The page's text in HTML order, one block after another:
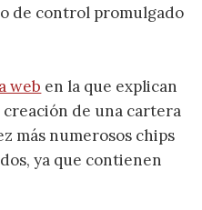
de control promulgado
web en la que explican
creación de una cartera
más numerosos chips
ya que contienen